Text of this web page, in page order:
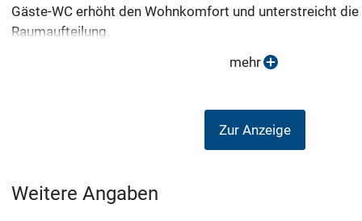
Gäste-WC erhöht den Wohnkomfort und unterstreicht
Raumaufteilung.
Im Erdgeschoss des Hauses befinden sich verschiedene
komfortable Alltagsgestaltung. Die gepflegte Anlage
Mieterstruktur machen diese Immobilie zu einer
Bei Interesse vereinbaren wir gern einen persönlichen
mehr
Zur Anzeige
Weitere Angaben